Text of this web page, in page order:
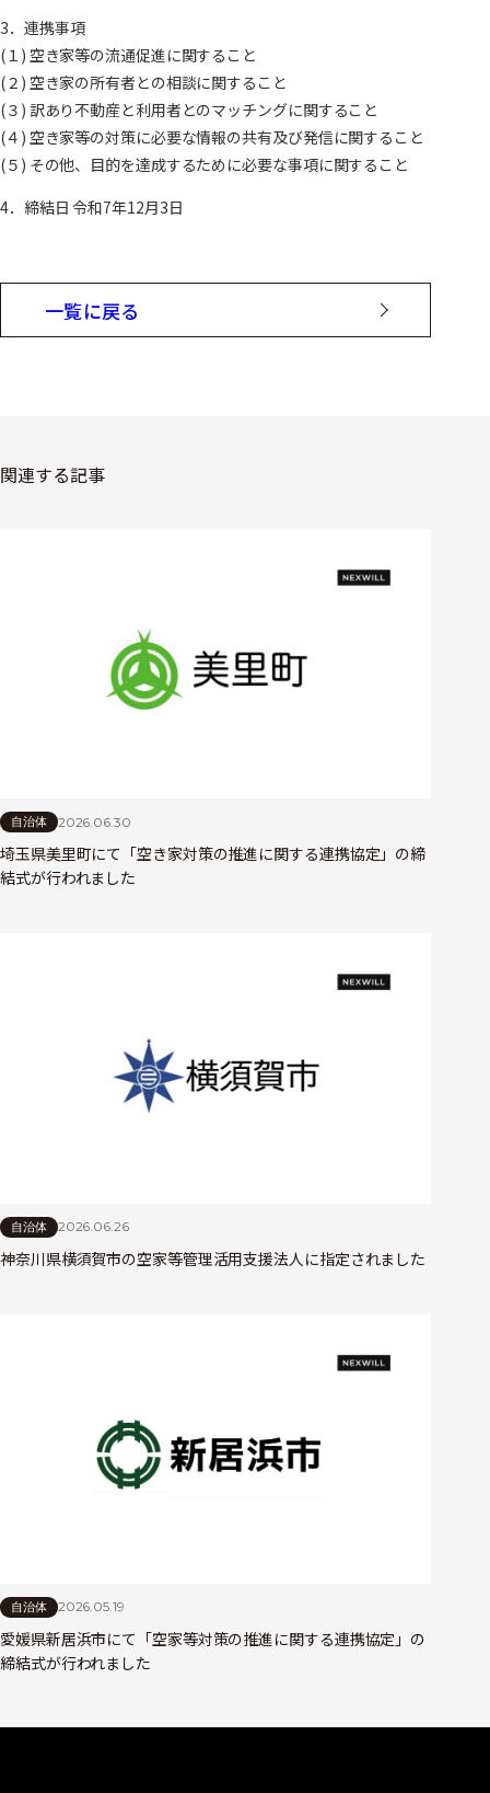
3．連携事項
(１) 空き家等の流通促進に関すること
(２) 空き家の所有者との相談に関すること
(３) 訳あり不動産と利用者とのマッチングに関すること
(４) 空き家等の対策に必要な情報の共有及び発信に関すること
(５) その他、目的を達成するために必要な事項に関すること
4．締結日 令和7年12月3日
一覧に戻る
関連する記事
自治体 2026.06.30
埼玉県美里町にて「空き家対策の推進に関する連携協定」の締
結式が行われました
自治体 2026.06.26
神奈川県横須賀市の空家等管理活用支援法人に指定されました
自治体 2026.05.19
愛媛県新居浜市にて「空家等対策の推進に関する連携協定」の
締結式が行われました